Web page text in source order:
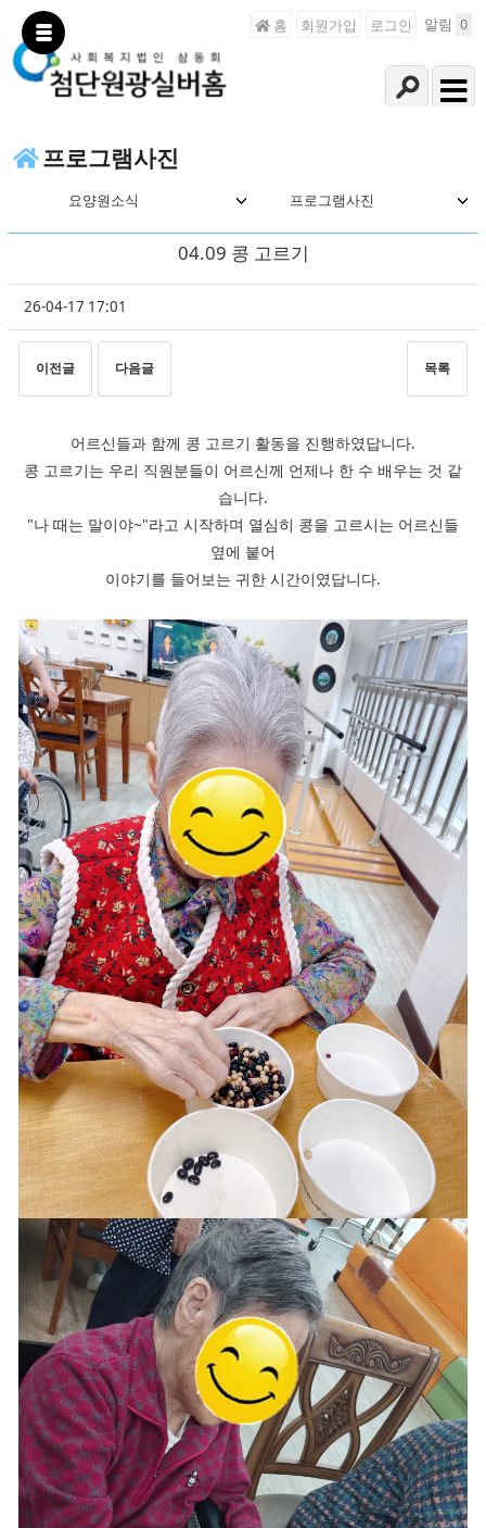
홈 회원가입 로그인 알림 0
프로그램사진
프로그램사진
요양원소식
04.09 콩 고르기
26-04-17 17:01
이전글 다음글 목록
어르신들과 함께 콩 고르기 활동을 진행하였답니다.
콩 고르기는 우리 직원분들이 어르신께 언제나 한 수 배우는 것 같
습니다.
"나 때는 말이야~"라고 시작하며 열심히 콩을 고르시는 어르신들
옆에 붙어
이야기를 들어보는 귀한 시간이였답니다.